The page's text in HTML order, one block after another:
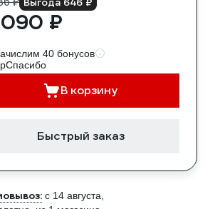
₽
40 бонусов
В корзину
Быстрый заказ
c 14 августа,